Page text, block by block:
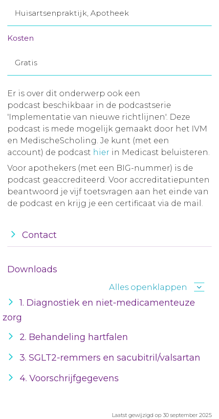
Huisartsenpraktijk, Apotheek
Kosten
Gratis
Er is over dit onderwerp ook een
podcast beschikbaar in de podcastserie
'Implementatie van nieuwe richtlijnen'. Deze
podcast is mede mogelijk gemaakt door het IVM
en MedischeScholing. Je kunt (met een
account) de podcast hier in Medicast beluisteren.
Voor apothekers (met een BIG-nummer) is de
podcast geaccrediteerd. Voor accreditatiepunten
beantwoord je vijf toetsvragen aan het einde van
de podcast en krijg je een certificaat via de mail.
Contact
Downloads
Alles openklappen
1. Diagnostiek en niet-medicamenteuze
zorg
2. Behandeling hartfalen
3. SGLT2-remmers en sacubitril/valsartan
4. Voorschrijfgegevens
Laatst gewijzigd op 30 september 2025